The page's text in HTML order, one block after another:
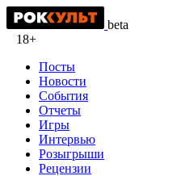
beta
18+
Посты
Новости
События
Отчеты
Игры
Интервью
Розыгрыши
Рецензии